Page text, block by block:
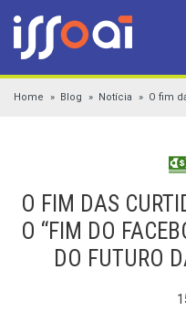
Home Blog Notícia O fim
O FIM DAS
O “FIM DO
DO FUTURO